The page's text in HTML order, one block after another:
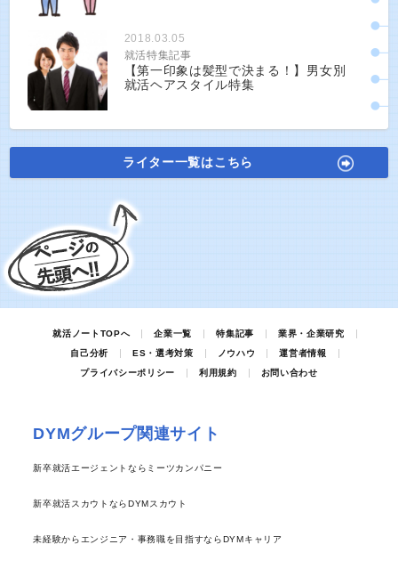
2018.03.05
就活特集記事
【第一印象は髪型で決まる！】男女別
就活ヘアスタイル特集
ライター一覧はこちら
就活ノートTOPへ 企業一覧 特集記事
業界・企業研究
自己分析
ES・選考対策 ノウハウ
運営者情報
プライバシーポリシー
利用規約 お問い合わせ
DYMグループ関連サイト
新卒就活エージェントならミーツカンパニー
新卒就活スカウトならDYMスカウト
未経験からエンジニア・事務職を目指すならDYMキャリア